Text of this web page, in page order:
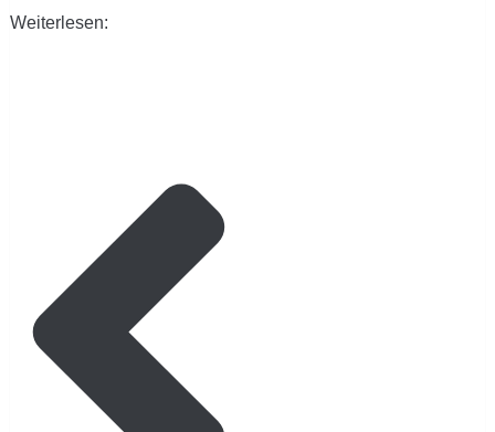
Weiterlesen: